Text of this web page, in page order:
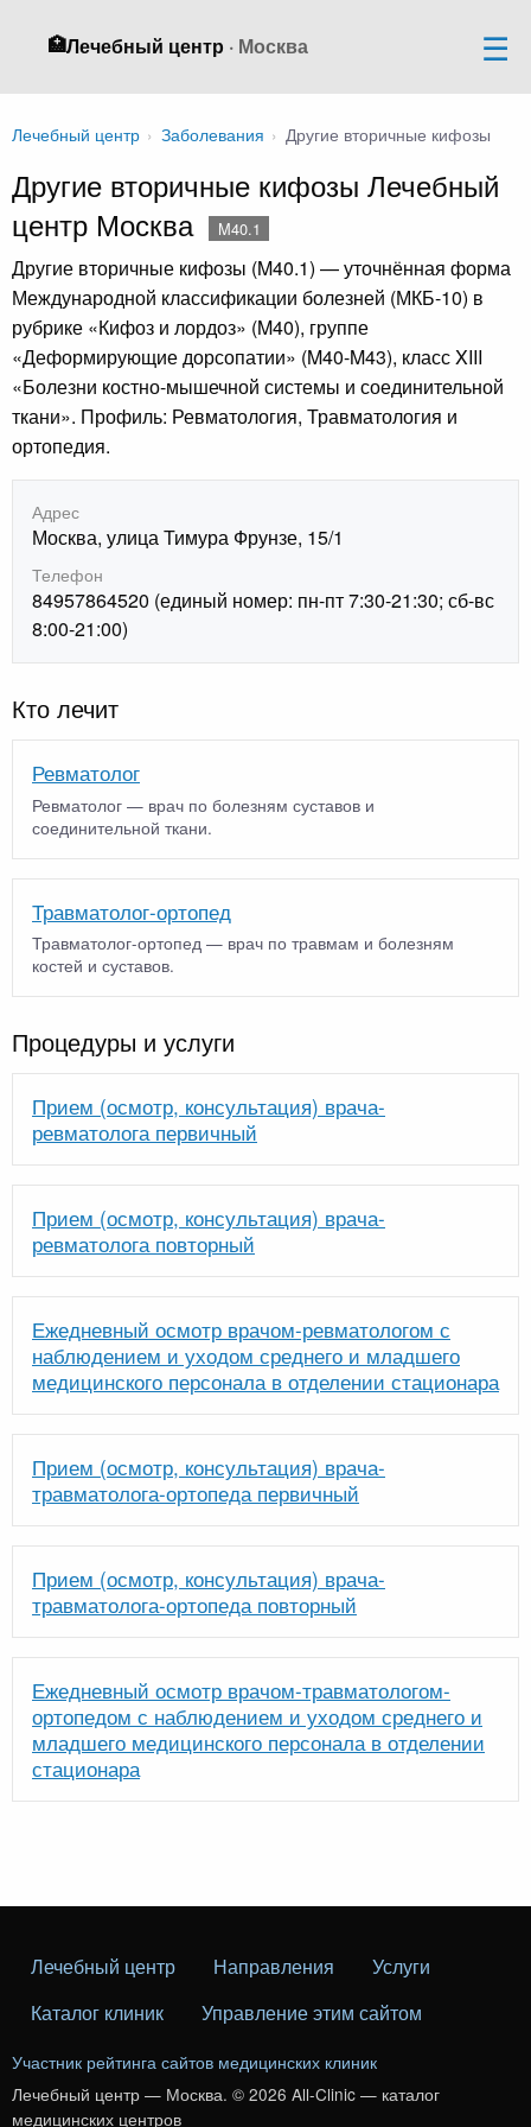
🏥Лечебный центр · Москва
Лечебный центр › Заболевания › Другие вторичные кифозы
Другие вторичные кифозы Лечебный
центр Москва
M40.1
Другие вторичные кифозы (M40.1) — уточнённая форма
Международной классификации болезней (МКБ-10) в
рубрике «Кифоз и лордоз» (M40), группе
«Деформирующие дорсопатии» (M40-M43), класс XIII
«Болезни костно-мышечной системы и соединительной
ткани». Профиль: Ревматология, Травматология и
ортопедия.
Адрес
Москва, улица Тимура Фрунзе, 15/1
Телефон
84957864520 (единый номер: пн-пт 7:30-21:30; сб-вс
8:00-21:00)
Кто лечит
Ревматолог
Ревматолог — врач по болезням суставов и
соединительной ткани.
Травматолог-ортопед
Травматолог-ортопед — врач по травмам и болезням
костей и суставов.
Процедуры и услуги
Прием (осмотр, консультация) врача-
ревматолога первичный
Прием (осмотр, консультация) врача-
ревматолога повторный
Ежедневный осмотр врачом-ревматологом с
наблюдением и уходом среднего и младшего
медицинского персонала в отделении стационара
Прием (осмотр, консультация) врача-
травматолога-ортопеда первичный
Прием (осмотр, консультация) врача-
травматолога-ортопеда повторный
Ежедневный осмотр врачом-травматологом-
ортопедом с наблюдением и уходом среднего и
младшего медицинского персонала в отделении
стационара
Лечебный центр Направления
Услуги
Каталог клиник
Управление этим сайтом
Участник рейтинга сайтов медицинских клиник
Лечебный центр — Москва. © 2026 All-Clinic — каталог
медицинских центров